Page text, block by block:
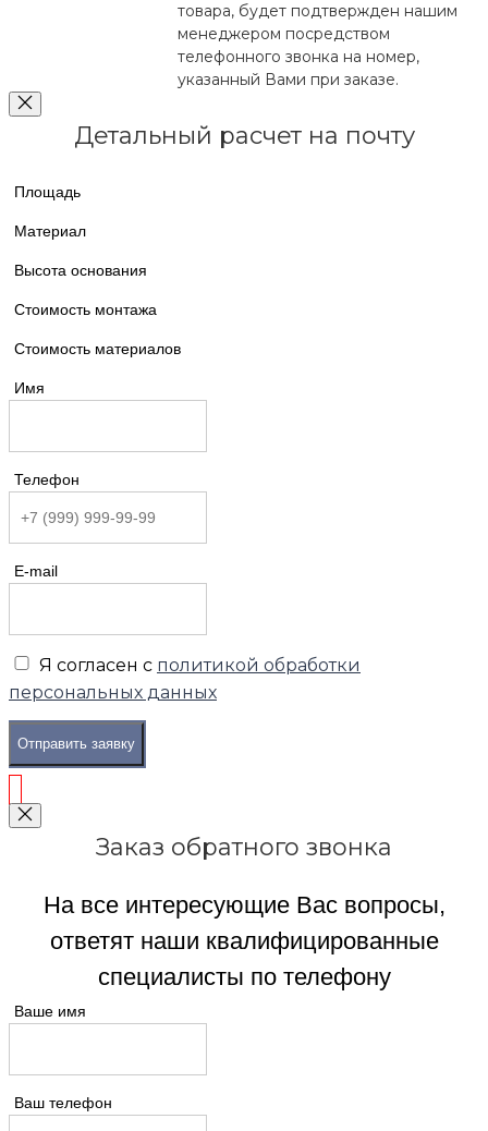
товара, будет подтвержден нашим
менеджером посредством
телефонного звонка на номер,
указанный Вами при заказе.
Детальный расчет на почту
Площадь
Материал
Высота основания
Стоимость монтажа
Стоимость материалов
Имя
Телефон
E-mail
Я согласен с политикой обработки
персональных данных
Отправить заявку
Заказ обратного звонка
На все интересующие Вас вопросы,
ответят наши квалифицированные
специалисты по телефону
Ваше имя
Ваш телефон